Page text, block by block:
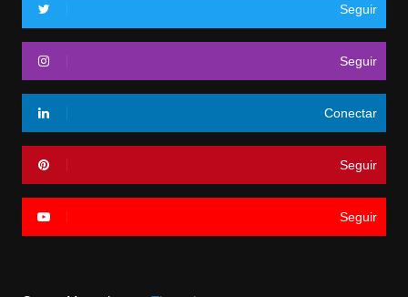
Seguir
Seguir
Conectar
Seguir
Seguir